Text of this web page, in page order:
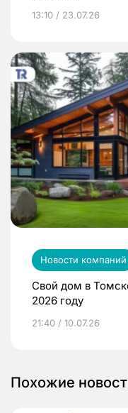
13:10 / 23.07.26
Новости компаний
Свой дом в
2026 году
21:40 / 10.07.26
Похожие